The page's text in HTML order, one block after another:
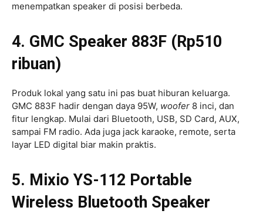
menempatkan speaker di posisi berbeda.
4. GMC Speaker 883F (Rp510
ribuan)
Produk lokal yang satu ini pas buat hiburan keluarga.
GMC 883F hadir dengan daya 95W, woofer 8 inci, dan
fitur lengkap. Mulai dari Bluetooth, USB, SD Card, AUX,
sampai FM radio. Ada juga jack karaoke, remote, serta
layar LED digital biar makin praktis.
5. Mixio YS-112 Portable
Wireless Bluetooth Speaker